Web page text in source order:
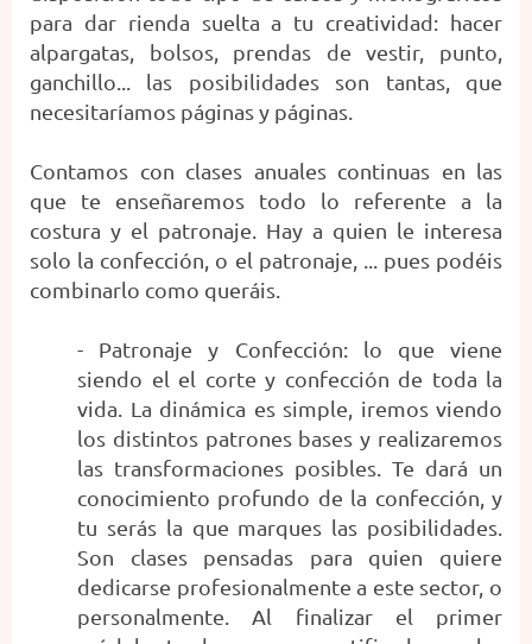
para dar rienda suelta a tu creatividad: hacer
alpargatas, bolsos, prendas de vestir, punto,
ganchillo... las posibilidades son tantas, que
necesitaríamos páginas y páginas.
Contamos con clases anuales continuas en las
que te enseñaremos todo lo referente a la
costura y el patronaje. Hay a quien le interesa
solo la confección, o el patronaje, ... pues podéis
combinarlo como queráis.
- Patronaje y Confección: lo que viene
siendo el el corte y confección de toda la
vida. La dinámica es simple, iremos viendo
los distintos patrones bases y realizaremos
las transformaciones posibles. Te dará un
conocimiento profundo de la confección, y
tu serás la que marques las posibilidades.
Son clases pensadas para quien quiere
dedicarse profesionalmente a este sector, o
personalmente. Al finalizar el primer